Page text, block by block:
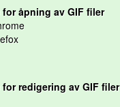
for åpning av GIF filer
for redigering av GIF filer